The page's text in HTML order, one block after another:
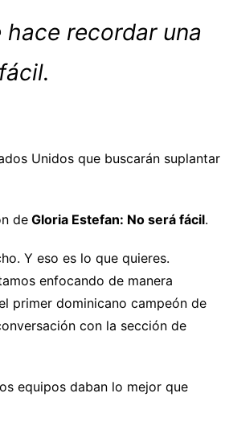
recordar una
Unidos que buscarán suplantar
de Gloria Estefan: No será fácil.
Y eso es lo que quieres.
enfocando de manera
primer dominicano campeón de
con la sección de
equipos daban lo mejor que